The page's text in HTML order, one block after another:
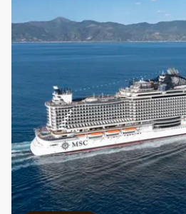
Inspiration
Information
Min Rejse